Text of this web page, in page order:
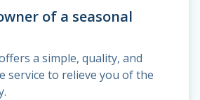
of a seasonal
a simple, quality, and
service to relieve you of the